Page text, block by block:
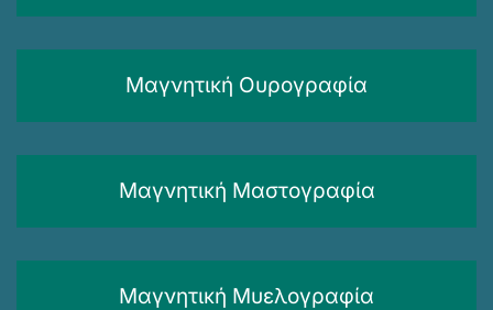
Μαγνητική Ουρογραφία
Μαγνητική Μαστογραφία
Μαγνητική Μυελογραφία